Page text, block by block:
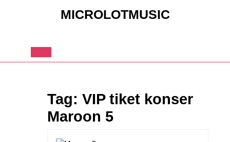
MICROLOTMUSIC
Open
Tag: VIP tiket konser
Maroon 5